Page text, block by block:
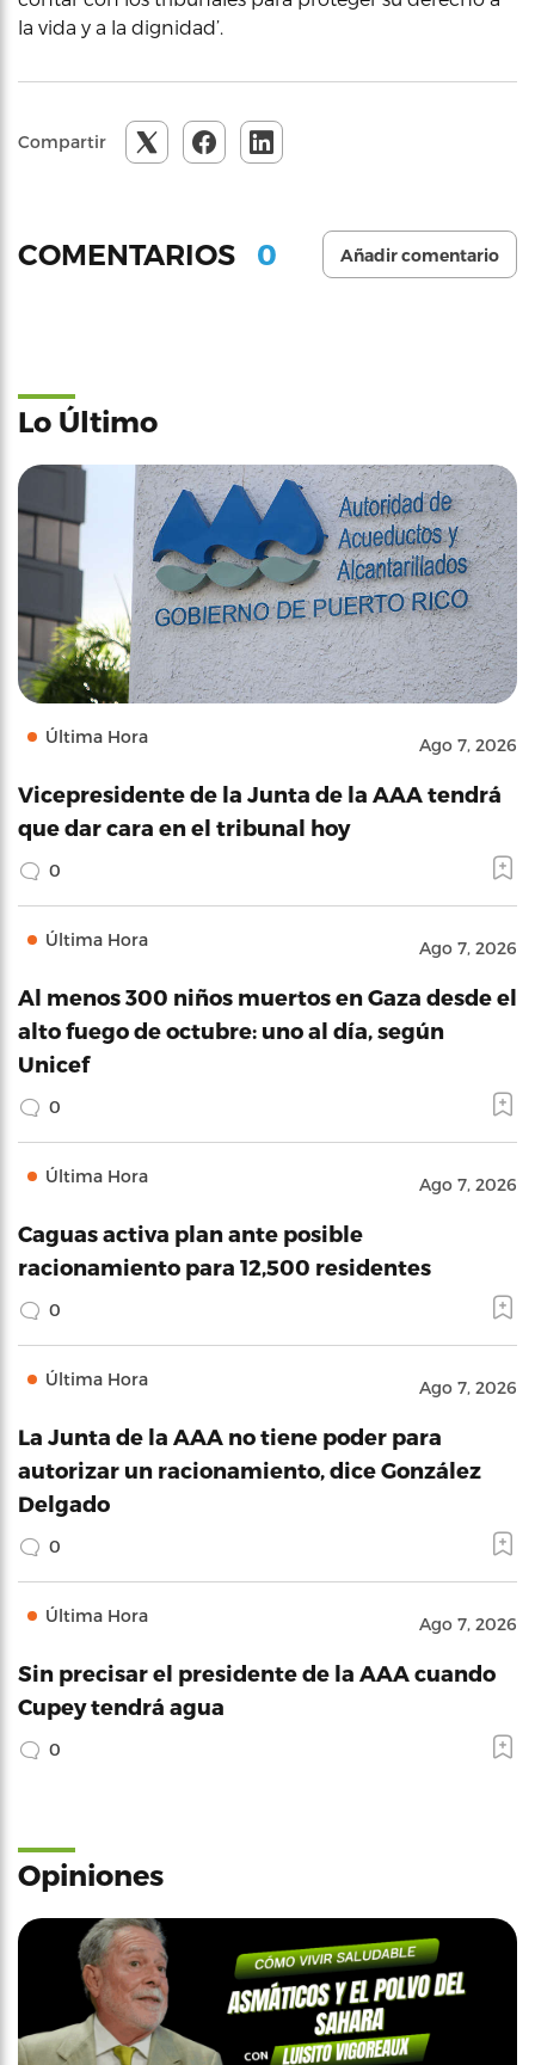
la vida y a la dignidad’.
Compartir
COMENTARIOS 0 Añadir comentario
Lo Último
Última Hora Ago 7, 2026
Vicepresidente de la Junta de la AAA tendrá
que dar cara en el tribunal hoy
0
Última Hora Ago 7, 2026
Al menos 300 niños muertos en Gaza desde el
alto fuego de octubre: uno al día, según
Unicef
0
Última Hora Ago 7, 2026
Caguas activa plan ante posible
racionamiento para 12,500 residentes
0
Última Hora Ago 7, 2026
La Junta de la AAA no tiene poder para
autorizar un racionamiento, dice González
Delgado
0
Última Hora Ago 7, 2026
Sin precisar el presidente de la AAA cuando
Cupey tendrá agua
0
Opiniones